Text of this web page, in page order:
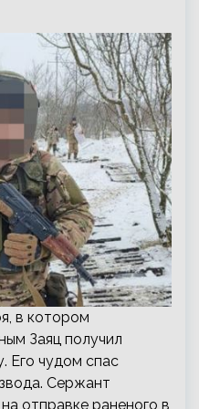
в котором
Заяц получил
Его чудом спас
Сержант
отправке раненого в